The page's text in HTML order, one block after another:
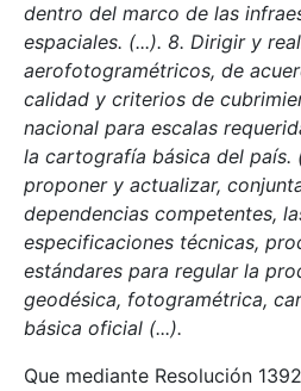
dentro del marco de las
espaciales. (...). 8. Dirigir y
aerofotogramétricos, de
calidad y criterios de
nacional para escalas
la cartografía básica del país.
proponer y actualizar,
dependencias competentes,
especificaciones técnicas,
estándares para regular la
geodésica, fotogramétrica,
básica oficial (...).
Que mediante Resolución